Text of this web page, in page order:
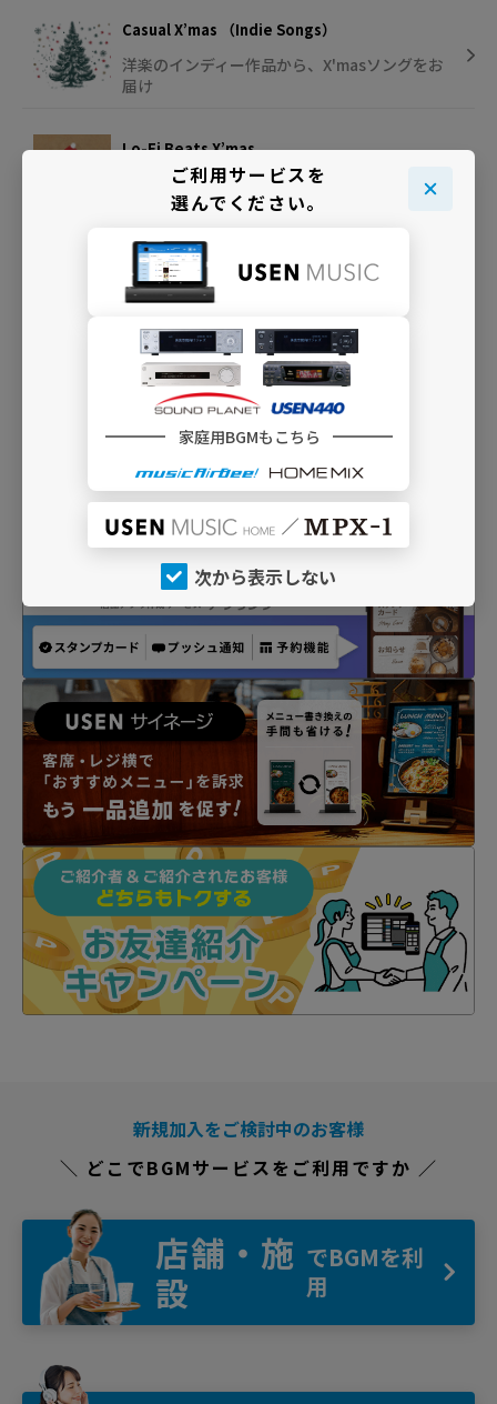
Casual X’mas （Indie Songs）
洋楽のインディー作品から、X'masソングをお
届け
Lo-Fi Beats X’mas
Lo-Fiサウンドと程よいビートで彩るインスト
新規加入をご検討中のお客様
＼ どこでBGMサービスをご利用ですか ／
店舗・施
設
でBGMを利
用
ご利用サービスを
選んでください。
家庭用BGMもこちら
次から表示しない